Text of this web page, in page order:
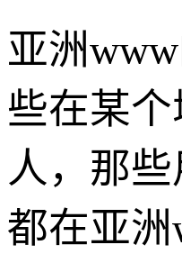
亚洲
些在某
人，那
都在亚